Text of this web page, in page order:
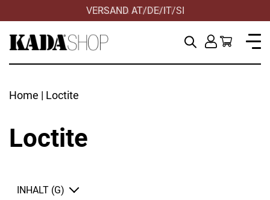
VERSAND AT/DE/IT/SI
Home | Loctite
Loctite
INHALT (G)